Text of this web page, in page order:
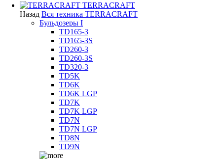
TERRACRAFT
Назад Вся техника TERRACRAFT
Бульдозеры I
TD165-3
TD165-3S
TD260-3
TD260-3S
TD320-3
TD5K
TD6K
TD6K LGP
TD7K
TD7K LGP
TD7N
TD7N LGP
TD8N
TD9N